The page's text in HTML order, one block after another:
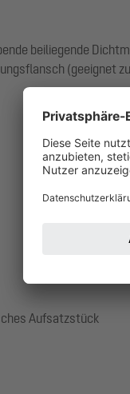
beiliegende
(geeignet
Aufsatzstück